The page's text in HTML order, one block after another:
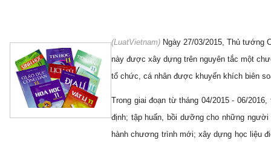
(LuatVietnam) Ngày 27/03/2015, Thủ tướng
này được xây dựng trên nguyên tắc một
tổ chức, cá nhân được khuyến khích biên
Trong giai đoạn từ tháng 04/2015 - 06/
định; tập huấn, bồi dưỡng cho những
hành chương trình mới; xây dựng học liệu